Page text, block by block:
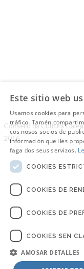
Consello da Cultura
2016
Este sitio web
Usamos cookies para
tráfico. Tamén
cos nosos socios de
información que lles
faga dos seus servizos.
COOKIES
COOKIES DE
COOKIES DE
COOKIES SEN
AMOSAR DETALLES